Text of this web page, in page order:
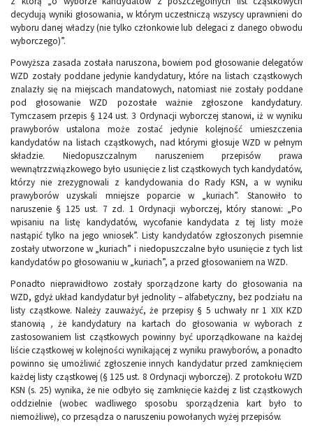
decydują wyniki głosowania, w którym uczestniczą wszyscy uprawnieni do
wyboru danej władzy (nie tylko członkowie lub delegaci z danego obwodu
wyborczego)”.
Powyższa zasada została naruszona, bowiem pod głosowanie delegatów
WZD zostały poddane jedynie kandydatury, które na listach cząstkowych
znalazły się na miejscach mandatowych, natomiast nie zostały poddane
pod głosowanie WZD pozostałe ważnie zgłoszone kandydatury.
Tymczasem przepis § 124 ust. 3 Ordynacji wyborczej stanowi, iż w wyniku
prawyborów ustalona może zostać jedynie kolejność umieszczenia
kandydatów na listach cząstkowych, nad którymi głosuje WZD w pełnym
składzie. Niedopuszczalnym naruszeniem przepisów prawa
wewnątrzzwiązkowego było usunięcie z list cząstkowych tych kandydatów,
którzy nie zrezygnowali z kandydowania do Rady KSN, a w wyniku
prawyborów uzyskali mniejsze poparcie w „kuriach”. Stanowiło to
naruszenie § 125 ust. 7 zd. 1 Ordynacji wyborczej, który stanowi: „Po
wpisaniu na listę kandydatów, wycofanie kandydata z tej listy może
nastąpić tylko na jego wniosek”. Listy kandydatów zgłoszonych pisemnie
zostały utworzone w „kuriach” i niedopuszczalne było usunięcie z tych list
kandydatów po głosowaniu w „kuriach”, a przed głosowaniem na WZD.
Ponadto nieprawidłowo zostały sporządzone karty do głosowania na
WZD, gdyż układ kandydatur był jednolity – alfabetyczny, bez podziału na
listy cząstkowe. Należy zauważyć, że przepisy § 5 uchwały nr 1 XIX KZD
stanowią ,że kandydatury na kartach do głosowania w wyborach z
zastosowaniem list cząstkowych powinny być uporządkowane na każdej
liście cząstkowej w kolejności wynikającej z wyniku prawyborów, a ponadto
powinno się umożliwić zgłoszenie innych kandydatur przed zamknięciem
każdej listy cząstkowej (§ 125 ust. 8 Ordynacji wyborczej). Z protokołu WZD
KSN (s. 25) wynika, że nie odbyło się zamknięcie każdej z list cząstkowych
oddzielnie (wobec wadliwego sposobu sporządzenia kart było to
niemożliwe), co przesądza o naruszeniu powołanych wyżej przepisów.